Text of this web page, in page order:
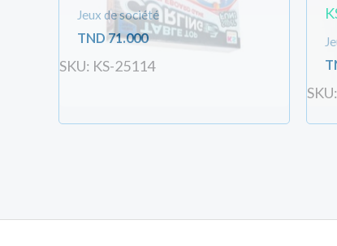
Jeux de société
TND 71.000
SKU: KS-25114